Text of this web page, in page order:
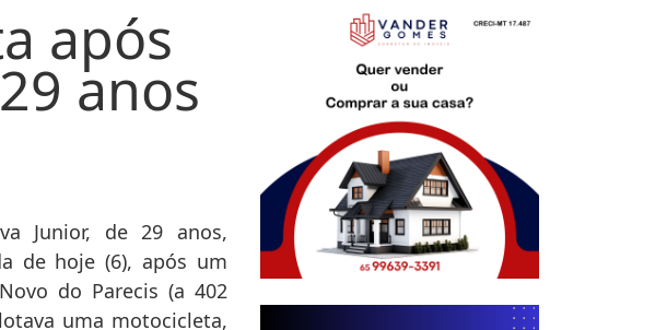
após
anos
Junior, de 29 anos,
de hoje (6), após um
do Parecis (a 402
uma motocicleta,